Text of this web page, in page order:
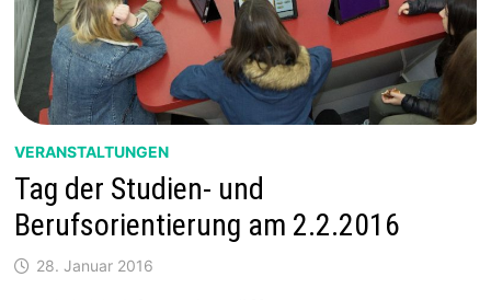
VERANSTALTUNGEN
Tag der Studien- und
Berufsorientierung am 2.2.2016
28. Januar 2016